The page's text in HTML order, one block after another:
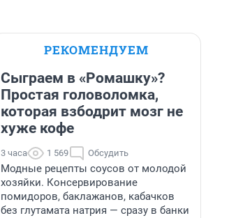
РЕКОМЕНДУЕМ
Сыграем в «Ромашку»?
Простая головоломка,
которая взбодрит мозг не
хуже кофе
3 часа 1 569 Обсудить
Модные рецепты соусов от молодой
хозяйки. Консервирование
помидоров, баклажанов, кабачков
без глутамата натрия — сразу в банки